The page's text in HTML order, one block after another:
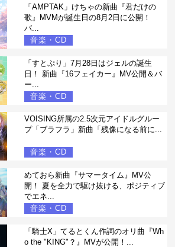
「AMPTAK」けちゃの新曲『君だけの
歌』MVMが誕生日の8月2日に公開！
バ...
音楽・CD
「すとぷり」7月28日はジェルの誕生
日！ 新曲『16フェイカー』MV公開＆バ
ー...
音楽・CD
VOISING所属の2.5次元アイドルグルー
プ「ブラフラ」新曲「残像になる前に...
音楽・CD
めておら新曲『サマータイム』MV公
開！ 夏を全力で駆け抜ける、ポジティブ
でエネ...
音楽・CD
「騎士X」てるとくん作詞のオリ曲『Wh
o the "KING"？』MVが公開！...